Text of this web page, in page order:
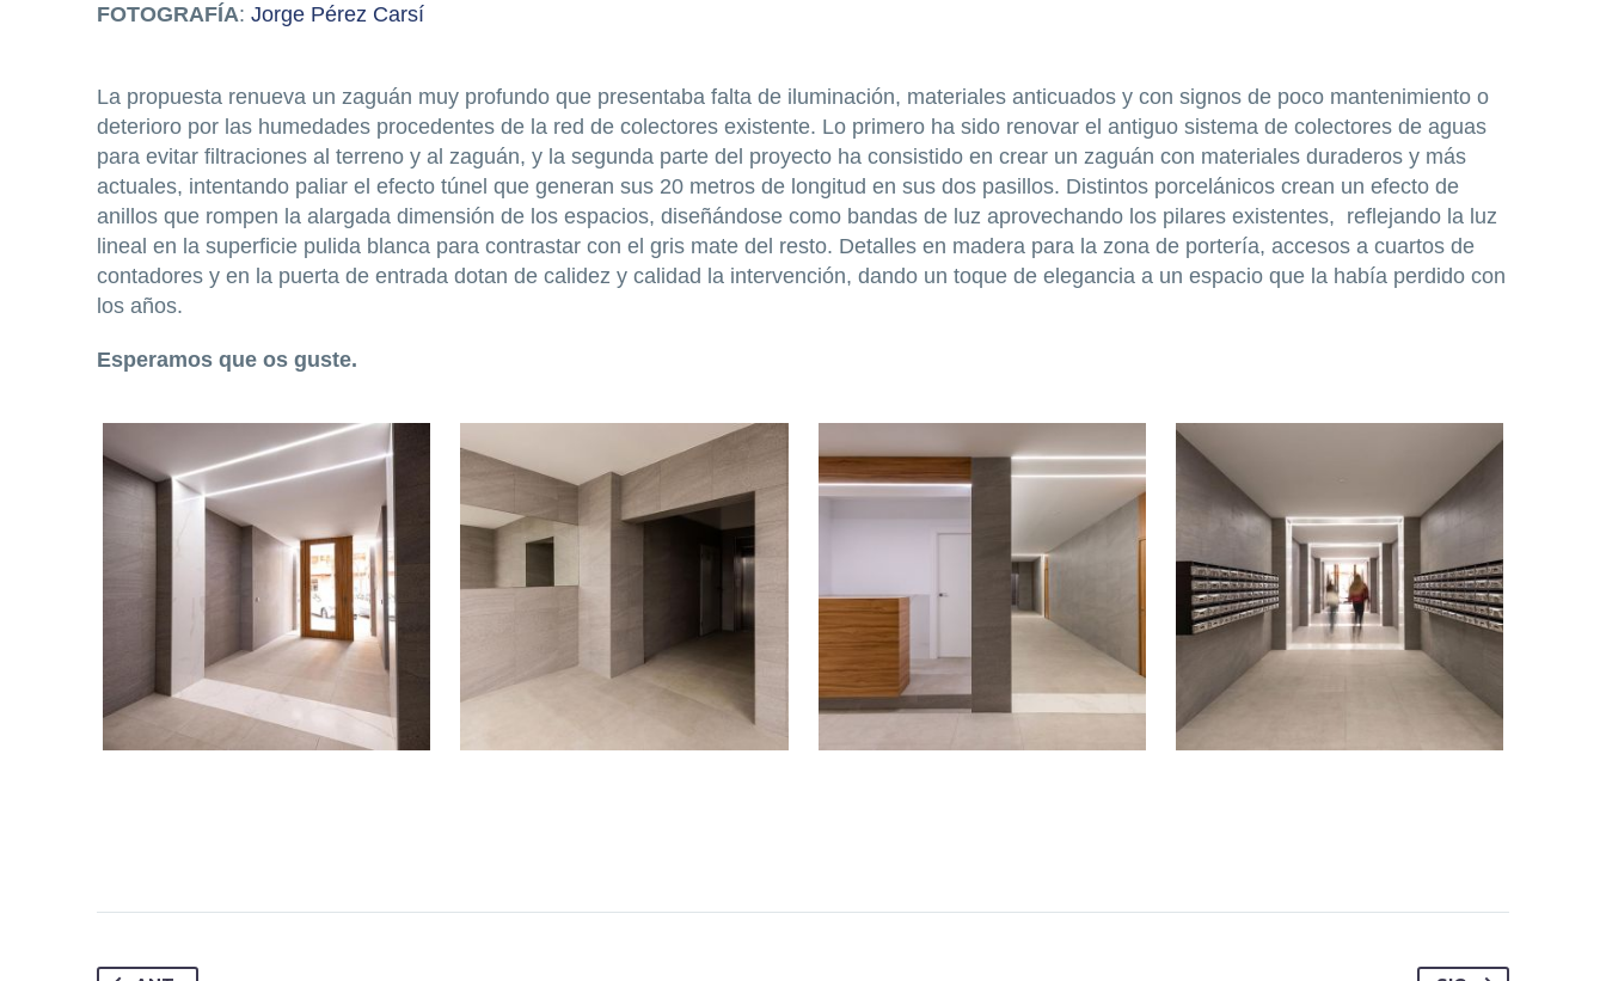
FOTOGRAFÍA: Jorge Pérez Carsí
La propuesta renueva un zaguán muy profundo que presentaba falta de iluminación, materiales anticuados y con signos de poco mantenimiento o
deterioro por las humedades procedentes de la red de colectores existente. Lo primero ha sido renovar el antiguo sistema de colectores de aguas
para evitar filtraciones al terreno y al zaguán, y la segunda parte del proyecto ha consistido en crear un zaguán con materiales duraderos y más
actuales, intentando paliar el efecto túnel que generan sus 20 metros de longitud en sus dos pasillos. Distintos porcelánicos crean un efecto de
anillos que rompen la alargada dimensión de los espacios, diseñándose como bandas de luz aprovechando los pilares existentes, reflejando la luz
lineal en la superficie pulida blanca para contrastar con el gris mate del resto. Detalles en madera para la zona de portería, accesos a cuartos de
contadores y en la puerta de entrada dotan de calidez y calidad la intervención, dando un toque de elegancia a un espacio que la había perdido con
los años.
Esperamos que os guste.